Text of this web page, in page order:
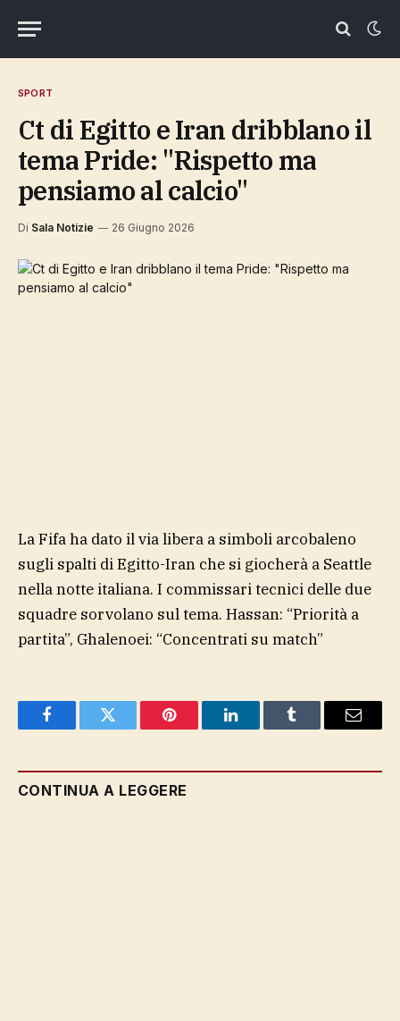
SPORT
Ct di Egitto e Iran dribblano il
tema Pride: "Rispetto ma
pensiamo al calcio"
Di Sala Notizie 26 Giugno 2026
La Fifa ha dato il via libera a simboli arcobaleno
sugli spalti di Egitto-Iran che si giocherà a Seattle
nella notte italiana. I commissari tecnici delle due
squadre sorvolano sul tema. Hassan: “Priorità a
partita”, Ghalenoei: “Concentrati su match”
FacebookTwitter Pinterest LinkedInTumblr Email
CONTINUA A LEGGERE